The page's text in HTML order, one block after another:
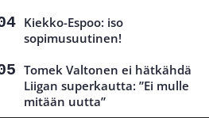
Kiekko-Espoo: iso
sopimusuutinen!
Tomek Valtonen ei hätkähdä
Liigan superkautta: ”Ei mulle
mitään uutta”